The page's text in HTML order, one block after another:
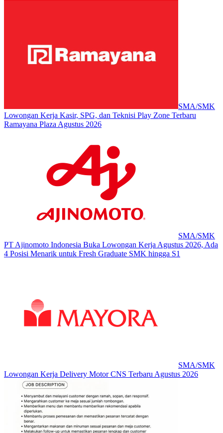
SMA/SMK
Lowongan Kerja Kasir, SPG, dan Teknisi Play Zone Terbaru
Ramayana Plaza Agustus 2026
SMA/SMK
PT Ajinomoto Indonesia Buka Lowongan Kerja Agustus 2026, Ada
4 Posisi Menarik untuk Fresh Graduate SMK hingga S1
SMA/SMK
Lowongan Kerja Delivery Motor CNS Terbaru Agustus 2026